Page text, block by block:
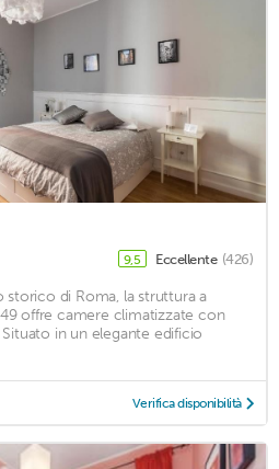
9,5 Eccellente (426)
di Roma, la struttura a
offre camere climatizzate con
in un elegante edificio
Verifica disponibilità